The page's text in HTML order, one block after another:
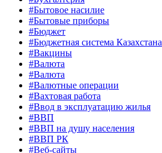
#Бытовое насилие
#Бытовые приборы
#Бюджет
#Бюджетная система Казахстана
#Вакцины
#Валюта
#Валюта
#Валютные операции
#Вахтовая работа
#Ввод в эксплуатацию жилья
#ВВП
#ВВП на душу населения
#ВВП РК
#Веб-сайты